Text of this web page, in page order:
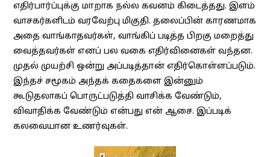
எதிர்பார்ப்புக்கு மாறாக நல்ல கவனம் கிடைத்தது. இளம்
வாசகர்களிடம் வரவேற்பு மிகுதி. தலைப்பின் காரணமாக
அதை வாங்காதவர்கள், வாங்கிப் படித்த பிறகு மறைத்து
வைத்தவர்கள் எனப் பல வகை எதிர்வினைகள் வந்தன.
முதல் முயற்சி ஒன்று அப்படித்தான் எதிர்கொள்ளப்படும்.
இந்தச் சமூகம் அந்தக் கதைகளை இன்னும்
கூடுதலாகப் பொருட்படுத்தி வாசிக்க வேண்டும்,
விவாதிக்க வேண்டும் என்பது என் ஆசை. இப்படிக்
கலவையான உணர்வுகள்.